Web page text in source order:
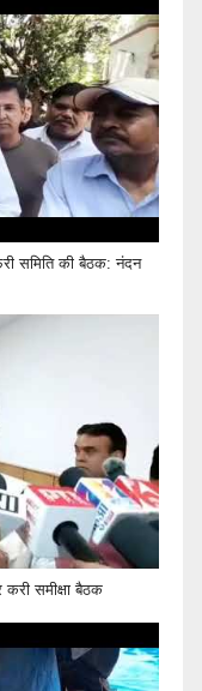
समिति की बैठक: नंदन
समीक्षा बैठक